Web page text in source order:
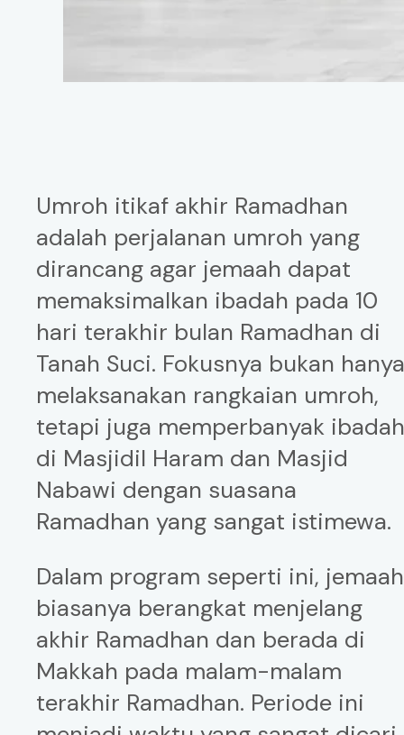
Umroh itikaf akhir Ramadhan
adalah perjalanan umroh yang
dirancang agar jemaah dapat
memaksimalkan ibadah pada 10
hari terakhir bulan Ramadhan di
Tanah Suci. Fokusnya bukan
melaksanakan rangkaian umroh,
tetapi juga memperbanyak
di Masjidil Haram dan Masjid
Nabawi dengan suasana
Ramadhan yang sangat istimewa.
Dalam program seperti ini, jemaah
biasanya berangkat menjelang
akhir Ramadhan dan berada di
Makkah pada malam-malam
terakhir Ramadhan. Periode ini